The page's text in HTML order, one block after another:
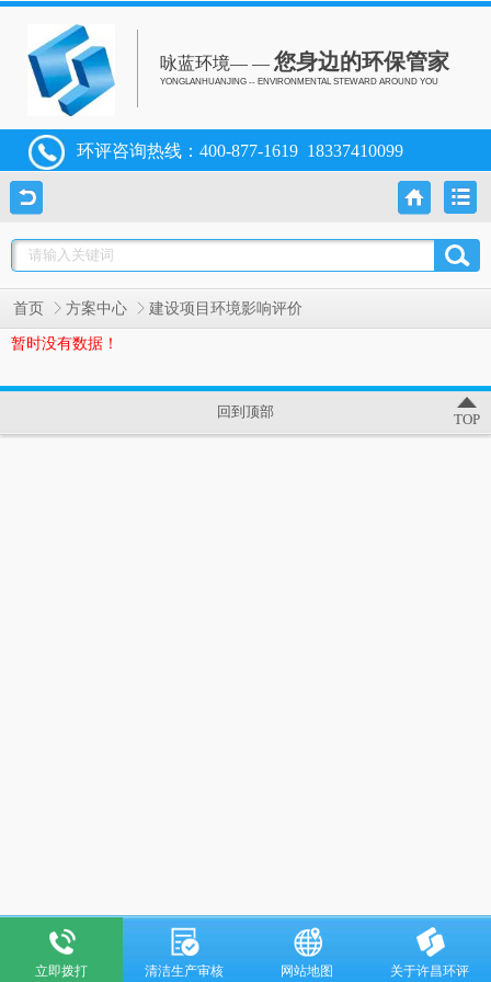
咏蓝环境— —您身边的环保管家
YONGLANHUANJING -- ENVIRONMENTAL STEWARD AROUND YOU
环评咨询热线： 400-877-161918337410099
首页 方案中心 建设项目环境影响评价
暂时没有数据！
回到顶部 TOP
立即拨打 清洁生产审核 网站地图 关于许昌环评